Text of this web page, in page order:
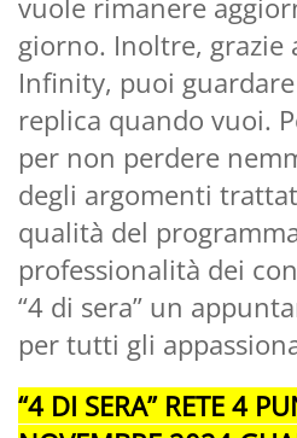
giorno. Inoltre, grazie
Infinity, puoi
replica quando vuoi.
per non perdere
degli argomenti
qualità del
professionalità dei
“4 di sera” un
per tutti gli
“4 DI SERA” RETE 4